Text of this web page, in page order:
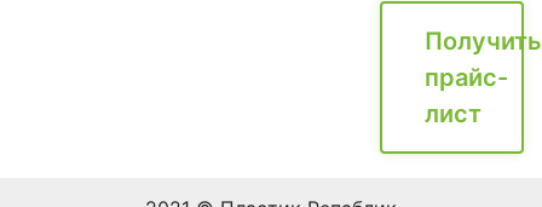
Получить
прайс-
лист